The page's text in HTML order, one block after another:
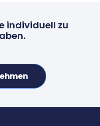
individuell zu